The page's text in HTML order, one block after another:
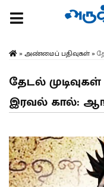
» அண்மைப் பதிவுகள்»
தேடல்
இரவல் கால்: